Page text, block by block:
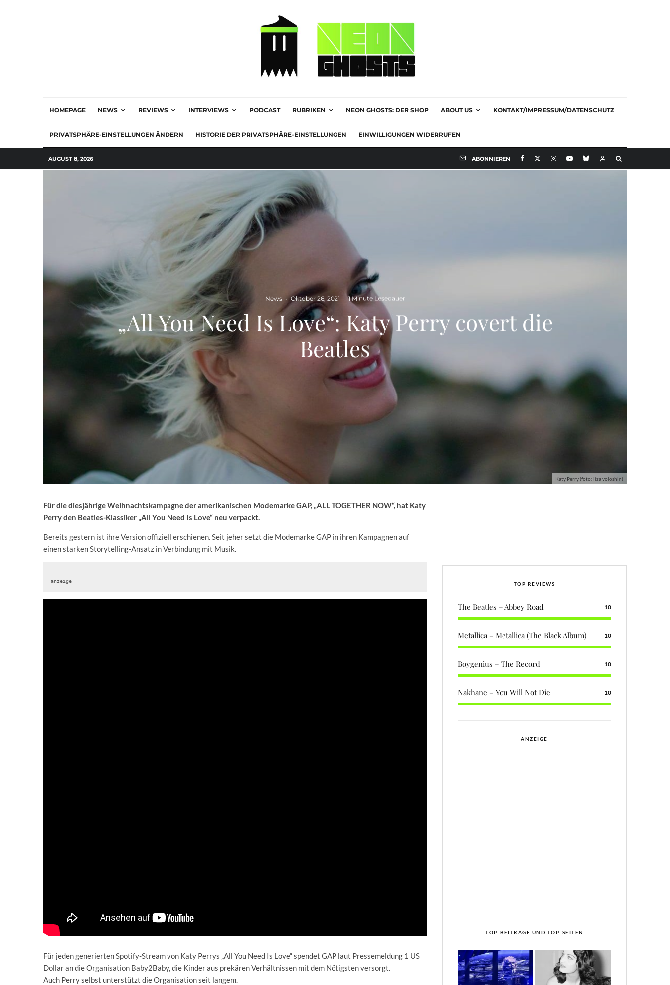
HOMEPAGE NEWS REVIEWS INTERVIEWS PODCAST RUBRIKEN NEON GHOSTS: DER SHOP ABOUT US KONTAKT/IMPRESSUM/DATENSCHUTZ
PRIVATSPHÄRE-EINSTELLUNGEN ÄNDERN HISTORIE DER PRIVATSPHÄRE-EINSTELLUNGEN EINWILLIGUNGEN WIDERRUFEN
AUGUST 8, 2026 ABONNIEREN
Katy Perry (foto: liza voloshin)
News · Oktober 26, 2021 · 1 Minute Lesedauer
„All You Need Is Love“: Katy Perry covert die
Beatles
Für die diesjährige Weihnachtskampagne der amerikanischen Modemarke GAP, „ALL TOGETHER NOW“, hat Katy
Perry den Beatles-Klassiker „All You Need Is Love“ neu verpackt.
Bereits gestern ist ihre Version offiziell erschienen. Seit jeher setzt die Modemarke GAP in ihren Kampagnen auf
einen starken Storytelling-Ansatz in Verbindung mit Musik.
anzeige
Für jeden generierten Spotify-Stream von Katy Perrys „All You Need Is Love“ spendet GAP laut Pressemeldung 1 US
Dollar an die Organisation Baby2Baby, die Kinder aus prekären Verhältnissen mit dem Nötigsten versorgt.
Auch Perry selbst unterstützt die Organisation seit langem.
TOP REVIEWS
The Beatles – Abbey Road 10
Metallica – Metallica (The Black Album) 10
Boygenius – The Record 10
Nakhane – You Will Not Die 10
ANZEIGE
TOP-BEITRÄGE UND TOP-SEITEN